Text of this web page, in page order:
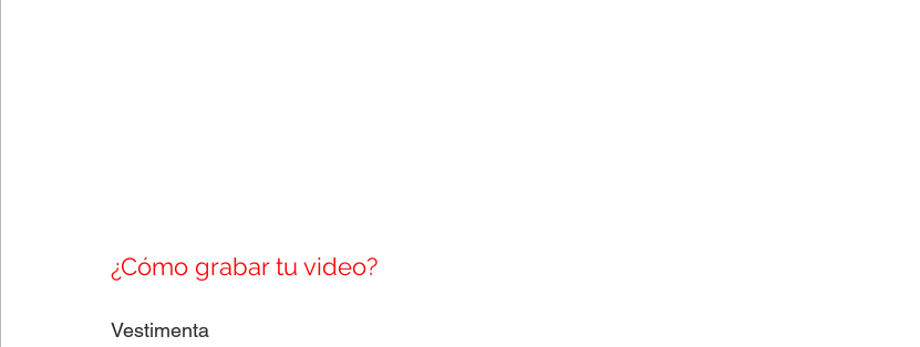
¿Cómo grabar tu video?
Vestimenta